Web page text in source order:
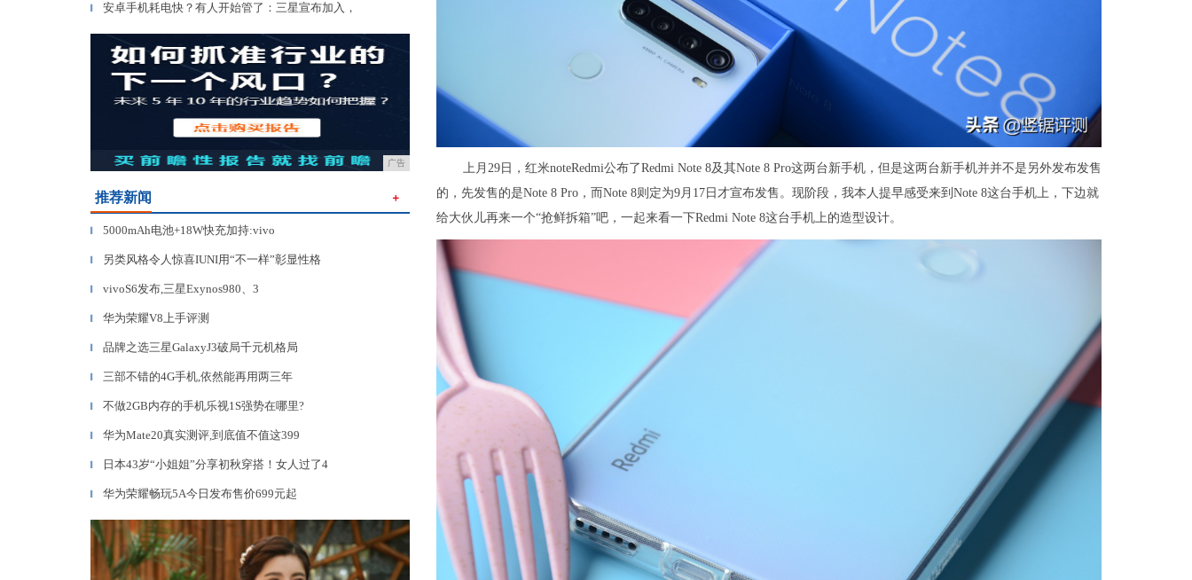
▎ 安卓手机耗电快？有人开始管了：三星宣布加入，
广告
推荐新闻 ＋
▎ 5000mAh电池+18W快充加持:vivo
▎ 另类风格令人惊喜IUNI用“不一样”彰显性格
▎ vivoS6发布,三星Exynos980、3
▎ 华为荣耀V8上手评测
▎ 品牌之选三星GalaxyJ3破局千元机格局
▎ 三部不错的4G手机,依然能再用两三年
▎ 不做2GB内存的手机乐视1S强势在哪里?
▎ 华为Mate20真实测评,到底值不值这399
▎ 日本43岁“小姐姐”分享初秋穿搭！女人过了4
▎ 华为荣耀畅玩5A今日发布售价699元起
上月29日，红米noteRedmi公布了Redmi Note 8及其Note 8 Pro这两台新手机，但是这两台新手机并并不是另外发布发售
的，先发售的是Note 8 Pro，而Note 8则定为9月17日才宣布发售。现阶段，我本人提早感受来到Note 8这台手机上，下边就
给大伙儿再来一个“抢鲜拆箱”吧，一起来看一下Redmi Note 8这台手机上的造型设计。